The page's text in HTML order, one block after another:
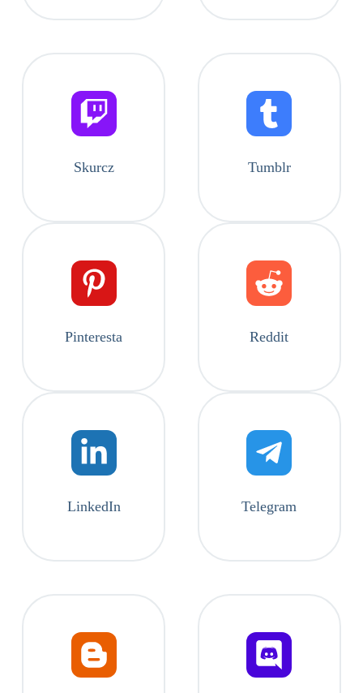
Skurcz Tumblr
Pinteresta Reddit
LinkedIn Telegram